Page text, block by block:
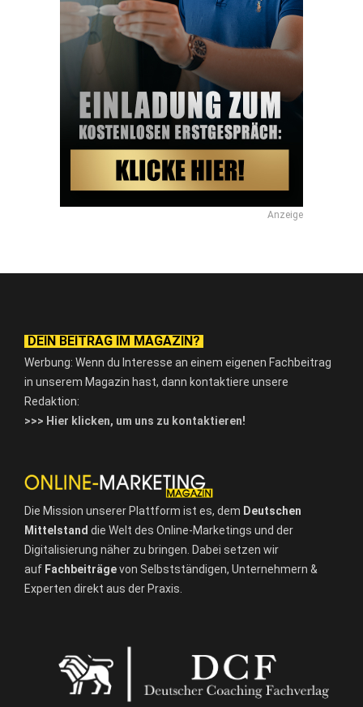
Anzeige
DEIN BEITRAG IM MAGAZIN?
Werbung: Wenn du Interesse an einem eigenen Fachbeitrag
in unserem Magazin hast, dann kontaktiere unsere
Redaktion:
>>> Hier klicken, um uns zu kontaktieren!
Die Mission unserer Plattform ist es, dem Deutschen
Mittelstand die Welt des Online-Marketings und der
Digitalisierung näher zu bringen. Dabei setzen wir
auf Fachbeiträgevon Selbstständigen, Unternehmern &
Experten direkt aus der Praxis.